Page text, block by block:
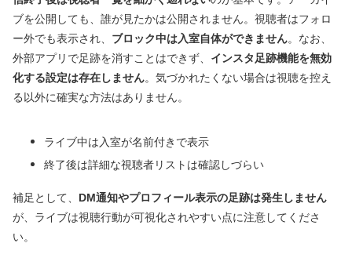
ブを公開しても、誰が見たかは公開されません。視聴者はフォロ
ー外でも表示され、 ブロック中は入室自体ができません。なお、
外部アプリで足跡を消すことはできず、 インスタ足跡機能を無効
化する設定は存在しません。気づかれたくない場合は視聴を控え
る以外に確実な方法はありません。
ライブ中は入室が名前付きで表示
終了後は詳細な視聴者リストは確認しづらい
補足として、 DM通知やプロフィール表示の足跡は発生しません
が、ライブは視聴行動が可視化されやすい点に注意してくださ
い。